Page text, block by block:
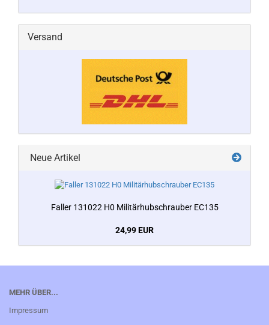
Versand
Neue Artikel
Faller 131022 H0 Militärhubschrauber EC135
24,99 EUR
MEHR ÜBER...
Impressum